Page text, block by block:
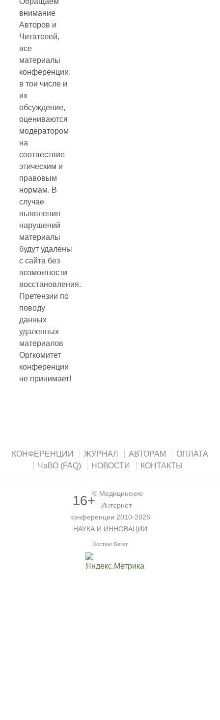
внимание
Авторов и
Читателей,
все
материалы
конференции,
в тои числе и
их
обсуждение,
оцениваются
модератором
на
соотвествие
этическим и
правовым
нормам. В
случае
выявления
нарушений
материалы
будут удалены
с сайта без
возможности
восстановления.
Претензии по
поводу
данных
удаленных
материалов
Оргкомитет
конференции
не принимает!
КОНФЕРЕНЦИИ ЖУРНАЛ АВТОРАМ
ОПЛАТА
ЧаВО (FAQ)
НОВОСТИ КОНТАКТЫ
16+© Медицинские
Интернет-
конференции 2010-2026
НАУКА И ИННОВАЦИИ
Хостинг Бегет